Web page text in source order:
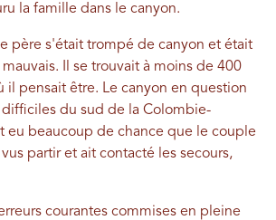
la famille dans le canyon.
père s'était trompé de canyon et était
Il se trouvait à moins de 400
il pensait être. Le canyon en question
du sud de la Colombie-
eu beaucoup de chance que le couple
partir et ait contacté les secours,
courantes commises en pleine